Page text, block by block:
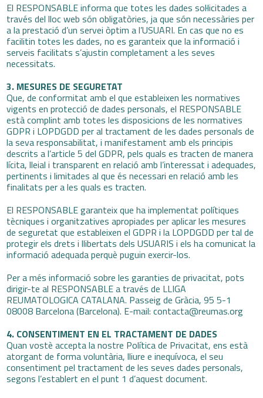
El RESPONSABLE informa que totes les dades sol·licitades a
través del lloc web són obligatòries, ja que són necessàries per
a la prestació d’un servei òptim a l’USUARI. En cas que no es
facilitin totes les dades, no es garanteix que la informació i
serveis facilitats s’ajustin completament a les seves
necessitats.
3. MESURES DE SEGURETAT
Que, de conformitat amb el que estableixen les normatives
vigents en protecció de dades personals, el RESPONSABLE
està complint amb totes les disposicions de les normatives
GDPR i LOPDGDD per al tractament de les dades personals de
la seva responsabilitat, i manifestament amb els principis
descrits a l’article 5 del GDPR, pels quals es tracten de manera
lícita, lleial i transparent en relació amb l’interessat i adequades,
pertinents i limitades al que és necessari en relació amb les
finalitats per a les quals es tracten.
El RESPONSABLE garanteix que ha implementat polítiques
tècniques i organitzatives apropiades per aplicar les mesures
de seguretat que estableixen el GDPR i la LOPDGDD per tal de
protegir els drets i llibertats dels USUARIS i els ha comunicat la
informació adequada perquè puguin exercir-los.
Per a més informació sobre les garanties de privacitat, pots
dirigir-te al RESPONSABLE a través de LLIGA
REUMATOLOGICA CATALANA. Passeig de Gràcia, 95 5-1
08008 Barcelona (Barcelona). E-mail:contacta@reumas.org
4. CONSENTIMENT EN EL TRACTAMENT DE DADES
Quan vostè accepta la nostre Política de Privacitat, ens està
atorgant de forma voluntària, lliure e inequívoca, el seu
consentiment pel tractament de les seves dades personals,
segons l’establert en el punt 1 d’aquest document.